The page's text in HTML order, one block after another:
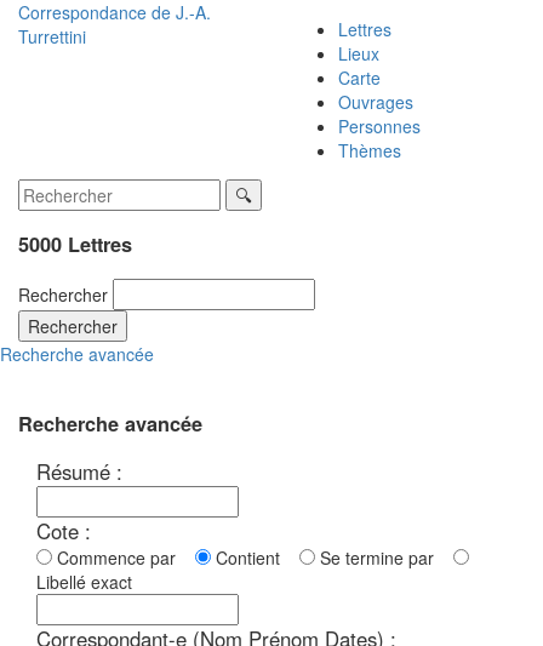
Correspondance de J.-A.
Turrettini
Lettres
Lieux
Carte
Ouvrages
Personnes
Thèmes
5000 Lettres
Rechercher
Rechercher
Recherche avancée
Recherche avancée
Résumé :
Cote :
Commence par Contient
Se termine par
Libellé exact
Correspondant-e (Nom Prénom Dates) :